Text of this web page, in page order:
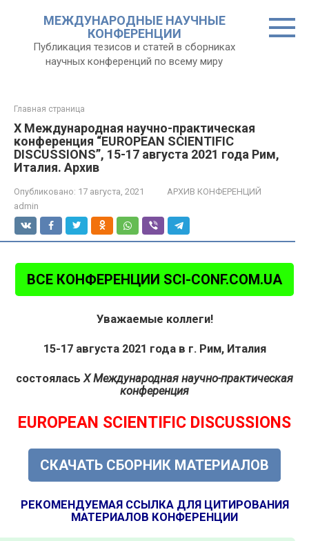
МЕЖДУНАРОДНЫЕ НАУЧНЫЕ
КОНФЕРЕНЦИИ
Публикация тезисов и статей в сборниках
научных конференций по всему миру
Главная страница
X Международная научно-практическая
конференция “EUROPEAN SCIENTIFIC
DISCUSSIONS”, 15-17 августа 2021 года Рим,
Италия. Архив
Опубликовано: 17 августа, 2021
АРХИВ КОНФЕРЕНЦИЙ
admin
ВСЕ КОНФЕРЕНЦИИ SCI-CONF.COM.UA
Уважаемые коллеги!
15-17 августа 2021 года в г. Рим, Италия
состоялась X Международная научно-практическая
конференция
EUROPEAN SCIENTIFIC DISCUSSIONS
СКАЧАТЬ СБОРНИК МАТЕРИАЛОВ
РЕКОМЕНДУЕМАЯ ССЫЛКА ДЛЯ ЦИТИРОВАНИЯ
МАТЕРИАЛОВ КОНФЕРЕНЦИИ